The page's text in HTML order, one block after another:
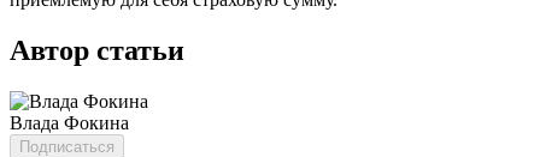
Автор статьи
Влада Фокина
Подписаться